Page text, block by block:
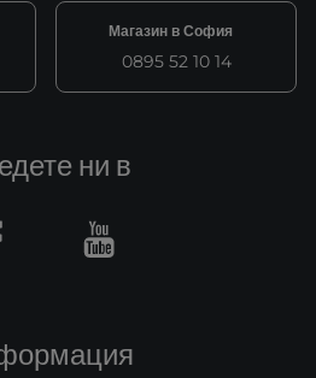
Магазин в София
0895 52 10 14
ни в
Youtube